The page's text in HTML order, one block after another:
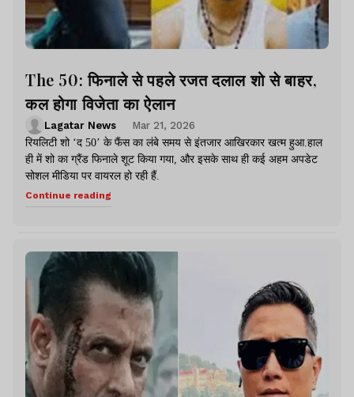
The 50: फिनाले से पहले रजत दलाल शो से बाहर,
कल होगा विजेता का ऐलान
Lagatar News
Mar 21, 2026
रियलिटी शो ‘द 50’ के फैंस का लंबे समय से इंतजार आखिरकार खत्म हुआ.हाल
ही में शो का ग्रैंड फिनाले शूट किया गया, और इसके साथ ही कई अहम अपडेट
सोशल मीडिया पर वायरल हो रही हैं.
Continue reading